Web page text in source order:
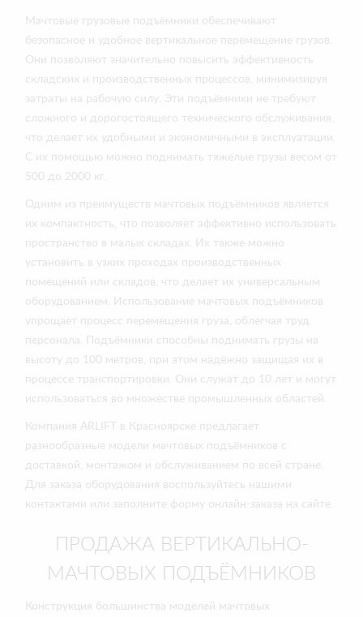
Мачтовые грузовые подъёмники обеспечивают
безопасное и удобное вертикальное перемещение грузов.
Они позволяют значительно повысить эффективность
складских и производственных процессов, минимизируя
затраты на рабочую силу. Эти подъёмники не требуют
сложного и дорогостоящего технического обслуживания,
что делает их удобными и экономичными в эксплуатации.
С их помощью можно поднимать тяжелые грузы весом от
500 до 2000 кг.
Одним из преимуществ мачтовых подъёмников является
их компактность, что позволяет эффективно использовать
пространство в малых складах. Их также можно
установить в узких проходах производственных
помещений или складов, что делает их универсальным
оборудованием. Использование мачтовых подъёмников
упрощает процесс перемещения груза, облегчая труд
персонала. Подъёмники способны поднимать грузы на
высоту до 100 метров, при этом надёжно защищая их в
процессе транспортировки. Они служат до 10 лет и могут
использоваться во множестве промышленных областей.
Компания ARLIFT в Красноярске предлагает
разнообразные модели мачтовых подъёмников с
доставкой, монтажом и обслуживанием по всей стране.
Для заказа оборудования воспользуйтесь нашими
контактами или заполните форму онлайн-заказа на сайте.
ПРОДАЖА ВЕРТИКАЛЬНО-
МАЧТОВЫХ ПОДЪЁМНИКОВ
Конструкция большинства моделей мачтовых